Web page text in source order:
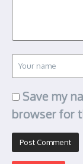
Save my
browser for